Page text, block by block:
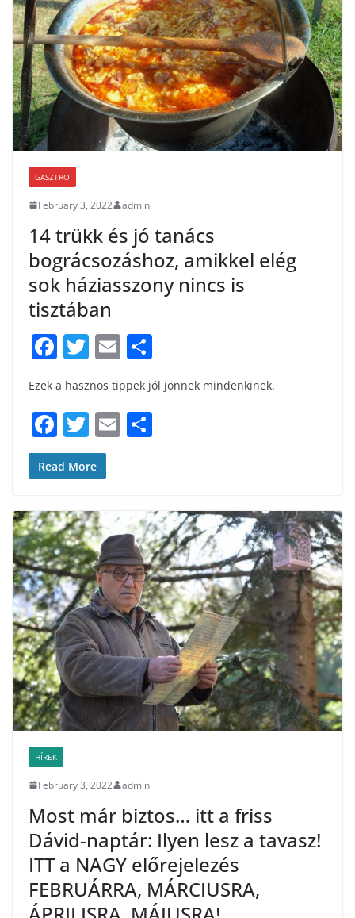
GASZTRO
February 3, 2022 admin
14 trükk és jó tanács
bográcsozáshoz, amikkel elég
sok háziasszony nincs is
tisztában
F
a
c
e
b
o
k
T
itt
er
E
m
ai
h
ar
Ezek a hasznos tippek jól jönnek mindenkinek.
F
a
c
b
o
o
k
T
w
itt
E
Read More
HÍREK
February 3, 2022 admin
Most már biztos… itt a friss
Dávid-naptár: Ilyen lesz a tavasz!
ITT a NAGY előrejelezés
FEBRUÁRRA, MÁRCIUSRA,